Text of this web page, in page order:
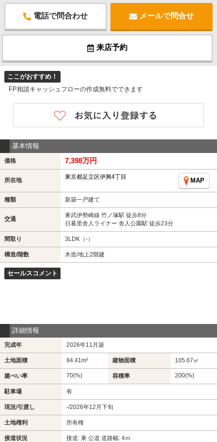
電話で問合わせ メールで問合せ
来店予約
ここがおすすめ！
FP相談キャッシュフローの作成無料でできます
基本情報
価格 7,398万円
所在地 東京都足立区伊興4丁目
MAP
種類 新築一戸建て
交通
東武伊勢崎線 竹ノ塚駅 徒歩8分
日暮里舎人ライナー 舎人公園駅 徒歩23分
間取り 3LDK（-）
構造/階数 木造/地上2階建
セールスコメント
詳細情報
完成年 2026年11月築
土地面積 84.41m² 建物面積 105.67㎡
建ぺい率 70(%) 容積率 200(%)
駐車場 有
現況/引渡し -/2026年12月下旬
土地権利 所有権
接道状況 接道: 東 公道 道路幅: 4ｍ